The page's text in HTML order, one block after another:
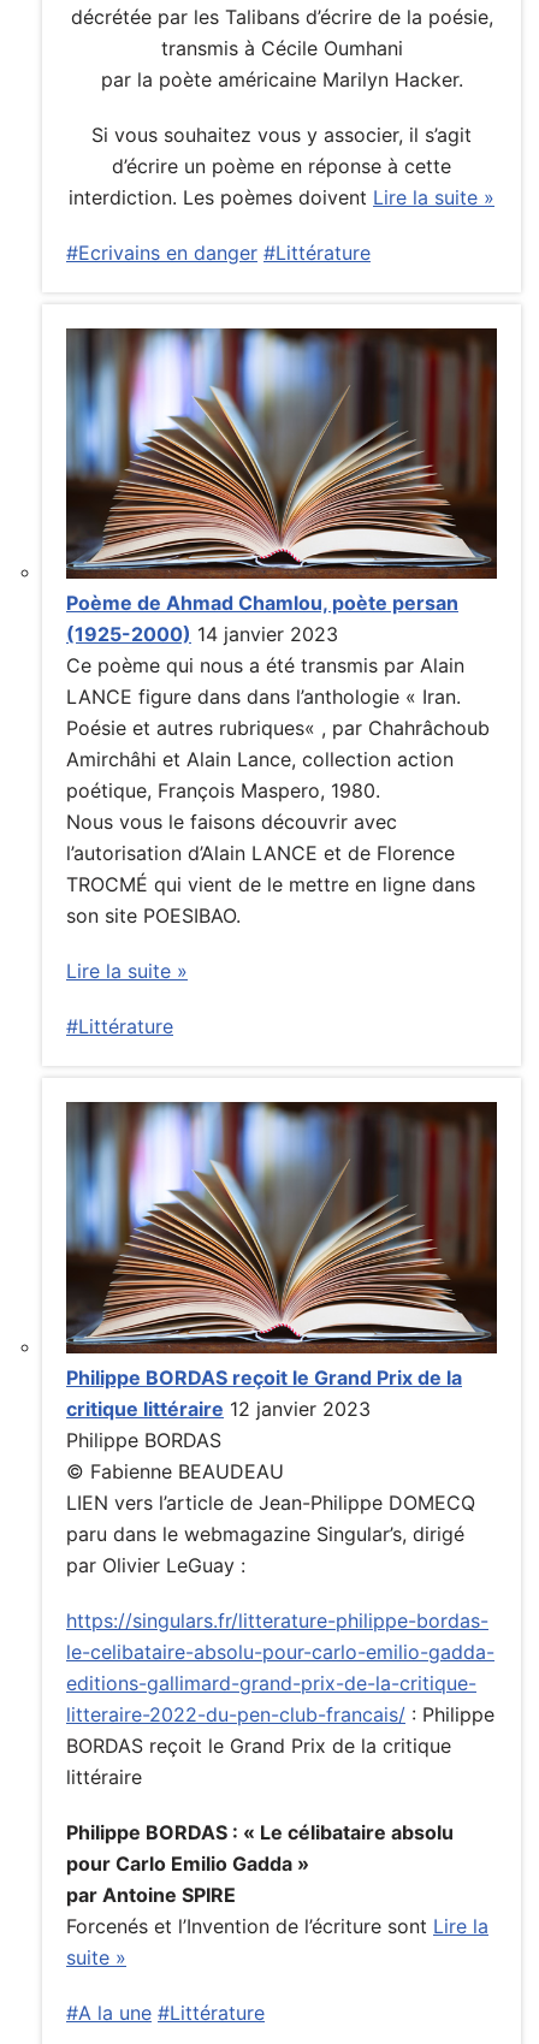
décrétée par les Talibans d’écrire de la poésie,
transmis à Cécile Oumhani
par la poète américaine Marilyn Hacker.
Si vous souhaitez vous y associer, il s’agit
d’écrire un poème en réponse à cette
interdiction. Les poèmes doivent Lire la suite »
#Ecrivains en danger #Littérature
Poème de Ahmad Chamlou, poète persan
(1925-2000) 14 janvier 2023
Ce poème qui nous a été transmis par Alain
LANCE figure dans dans l’anthologie « Iran.
Poésie et autres rubriques« , par Chahrâchoub
Amirchâhi et Alain Lance, collection action
poétique, François Maspero, 1980.
Nous vous le faisons découvrir avec
l’autorisation d’Alain LANCE et de Florence
TROCMÉ qui vient de le mettre en ligne dans
son site POESIBAO.
Lire la suite »
#Littérature
Philippe BORDAS reçoit le Grand Prix de la
critique littéraire 12 janvier 2023
Philippe BORDAS
© Fabienne BEAUDEAU
LIEN vers l’article de Jean-Philippe DOMECQ
paru dans le webmagazine Singular’s, dirigé
par Olivier LeGuay :
https://singulars.fr/litterature-philippe-bordas-
le-celibataire-absolu-pour-carlo-emilio-gadda-
editions-gallimard-grand-prix-de-la-critique-
litteraire-2022-du-pen-club-francais/ : Philippe
BORDAS reçoit le Grand Prix de la critique
littéraire
Philippe BORDAS : « Le célibataire absolu
pour Carlo Emilio Gadda »
par Antoine SPIRE
Forcenés et l’Invention de l’écriture sont Lire la
suite »
#A la une #Littérature